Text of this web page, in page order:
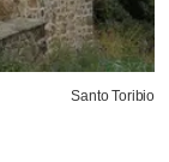
Santo Toribio